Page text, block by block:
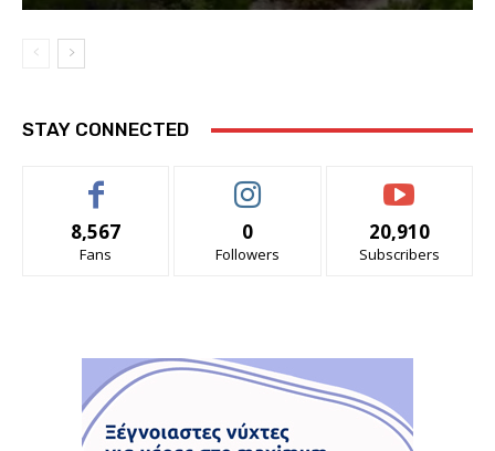
STAY CONNECTED
8,567
Fans
0
Followers
20,910
Subscribers